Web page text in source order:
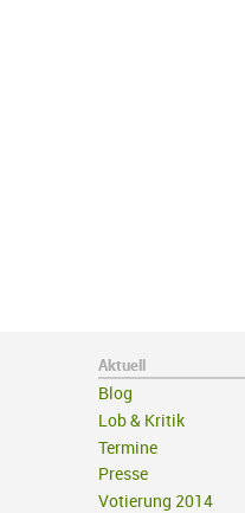
Aktuell
Blog
Lob & Kritik
Termine
Presse
Votierung 2014